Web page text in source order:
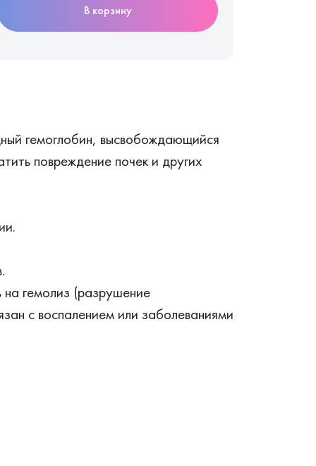
В корзину
гемоглобин, высвобождающийся
повреждение почек и других
гемолиз (разрушение
с воспалением или заболеваниями